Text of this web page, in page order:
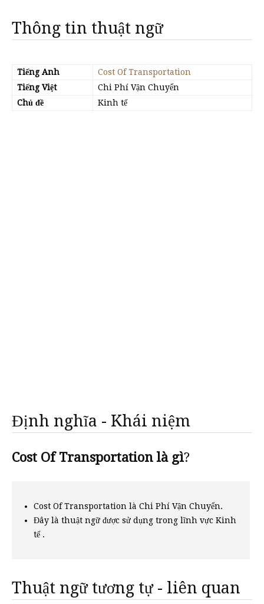
Thông tin thuật ngữ
Tiếng Anh
Cost Of Transportation
Tiếng Việt
Chi Phí Vận Chuyển
Chủ đề
Kinh tế
Định nghĩa - Khái niệm
Cost Of Transportation là gì?
Cost Of Transportation là Chi Phí Vận Chuyển.
Đây là thuật ngữ được sử dụng trong lĩnh vực Kinh
tế .
Thuật ngữ tương tự - liên quan